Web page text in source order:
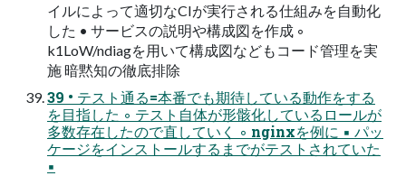
イルによって適切なCIが実行される仕組みを自動化
した • サービスの説明や構成図を作成 ◦
k1LoW/ndiagを用いて構成図などもコード管理を実
施 暗黙知の徹底排除
39 • テスト通る=本番でも期待している動作をする
を目指した ◦ テスト自体が形骸化しているロールが
多数存在したので直していく ◦ nginxを例に ▪ パッ
ケージをインストールするまでがテストされていた
▪